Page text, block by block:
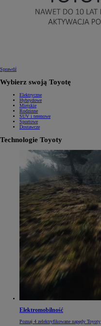
Sprawdź
Wybierz swoją Toyotę
Elektryczne
Hybrydowe
Miejskie
Rodzinne
SUV i terenowe
Sportowe
Dostawcze
Technologie Toyoty
Elektromobilność
Poznaj 4 zelektryfikowane napędy Toyoty